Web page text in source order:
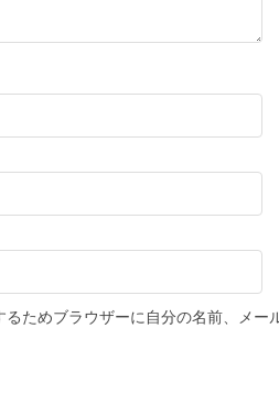
ためブラウザーに自分の名前、メー